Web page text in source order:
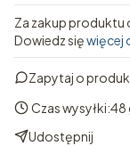
Za zakup produktu
Dowiedz sięwięcej
Zapytaj o
Czas wysyłki:48
Udostępnij